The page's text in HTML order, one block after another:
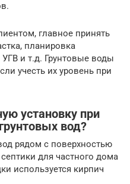
главное принять
планировка
и т.д. Грунтовые воды
учесть их уровень при
установку при
вод?
рядом с поверхностью
для частного дома
используется кирпич